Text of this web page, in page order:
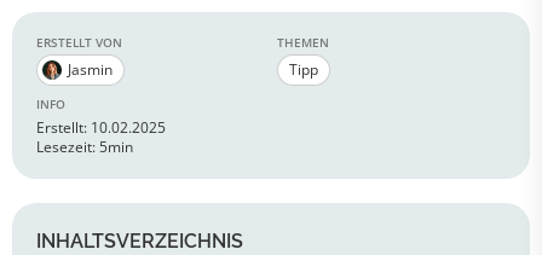
ERSTELLT VON
Jasmin
THEMEN
Tipp
INFO
Erstellt: 10.02.2025
Lesezeit: 5min
INHALTSVERZEICHNIS